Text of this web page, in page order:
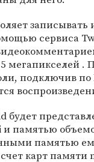
записывать
сервиса
мегапикселей
подключив
будет
памятью
памятью
карт